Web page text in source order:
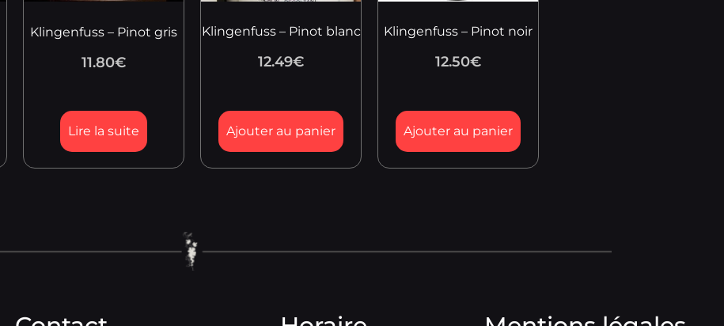
Klingenfuss – Pinot gris
11.80€
Lire la suite
Klingenfuss – Pinot blanc
12.49€
Ajouter au panier
Klingenfuss – Pinot noir
12.50€
Ajouter au panier